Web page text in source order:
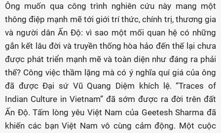
Ông muốn qua công trình nghiên cứu này mang một
thông điệp mạnh mẽ tới giới trí thức, chính trị, thương gia
và người dân Ấn Độ: vì sao một mối quan hệ có những
gắn kết lâu đời và truyền thống hòa hảo đến thế lại chưa
được phát triển mạnh mẽ và toàn diện như đáng ra phải
thế? Công việc thầm lặng mà có ý nghĩa quí giá của ông
đã được Đại sứ Vũ Quang Diệm khích lệ. “Traces of
Indian Culture in Vietnam” đã sớm được ra đời trên đất
Ấn Độ. Tấm lòng yêu Việt Nam của Geetesh Sharma đã
khiến các bạn Việt Nam vô cùng cảm động. Một cuộc